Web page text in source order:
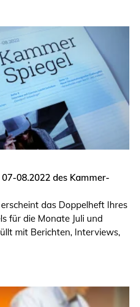
08.2022 des Kammer-
das Doppelheft Ihres
für die Monate Juli und
mit Berichten, Interviews,